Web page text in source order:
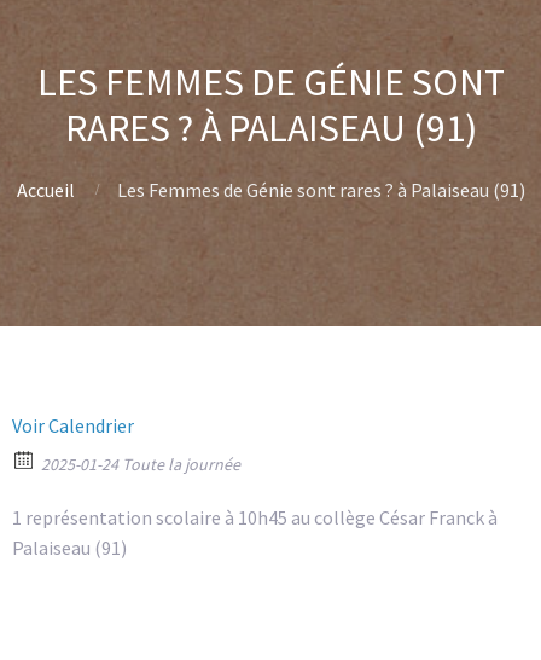
LES FEMMES DE GÉNIE SONT
RARES ? À PALAISEAU (91)
Accueil Les Femmes de Génie sont rares ? à Palaiseau (91)
Voir Calendrier
2025-01-24 Toute la journée
1 représentation scolaire à 10h45 au collège César Franck à
Palaiseau (91)